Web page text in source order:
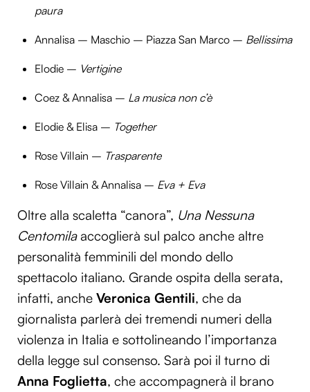
paura
Annalisa – Maschio – Piazza San Marco – Bellissima
Elodie – Vertigine
Coez & Annalisa – La musica non c’è
Elodie & Elisa – Together
Rose Villain – Trasparente
Rose Villain & Annalisa – Eva + Eva
Oltre alla scaletta “canora”, Una Nessuna
Centomilaaccoglierà sul palco anche altre
personalità femminili del mondo dello
spettacolo italiano. Grande ospita della serata,
infatti, anche Veronica Gentili, che da
giornalista parlerà dei tremendi numeri della
violenza in Italia e sottolineando l’importanza
della legge sul consenso. Sarà poi il turno di
Anna Foglietta, che accompagnerà il brano